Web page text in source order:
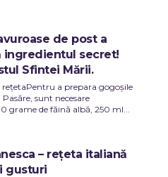
de post a
ingredientul secret!
Sfintei Mării.
rețetaPentru a prepara gogoșile
sunt necesare
grame de făină albă, 250 ml...
– rețeta italiană
gusturi